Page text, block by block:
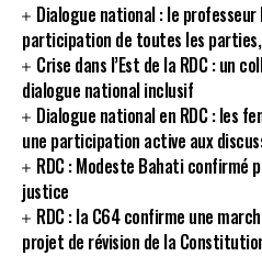
Dialogue national : le
participation de toutes les parties,
Crise dans l’Est de la RDC : un
dialogue national inclusif
Dialogue national en RDC : les
une participation active aux
RDC : Modeste Bahati confirmé
justice
RDC : la C64 confirme une
projet de révision de la